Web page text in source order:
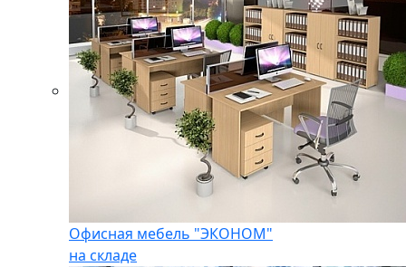
Офисная мебель "ЭКОНОМ"
на складе